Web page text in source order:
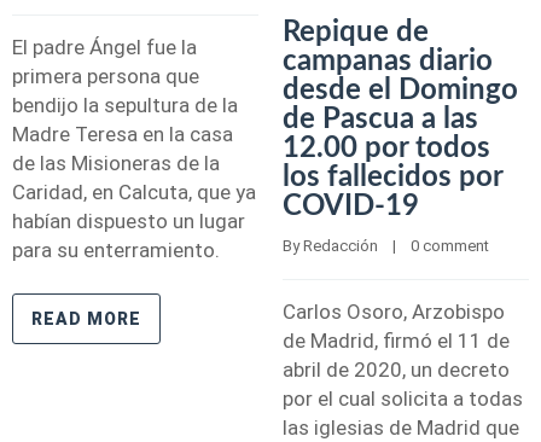
El padre Ángel fue la
primera persona que
bendijo la sepultura de la
Madre Teresa en la casa
de las Misioneras de la
Caridad, en Calcuta, que ya
habían dispuesto un lugar
para su enterramiento.
READ MORE
Repique de
campanas diario
desde el Domingo
de Pascua a las
12.00 por todos
los fallecidos por
COVID-19
By Redacción
    |
0 comment
Carlos Osoro, Arzobispo
de Madrid, firmó el 11 de
abril de 2020, un decreto
por el cual solicita a todas
las iglesias de Madrid que